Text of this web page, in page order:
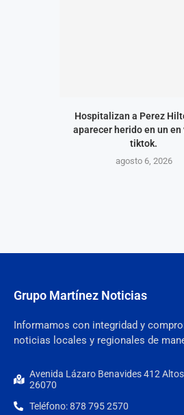
Hospitalizan a Perez
aparecer herido en un en
tiktok.
agosto 6, 2026
Grupo Martínez Noticias
Informamos con integridad y
noticias locales y regionales de
Avenida Lázaro Benavides 412
26070
Teléfono: 878 795 2570